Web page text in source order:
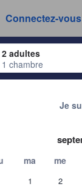
Connectez-vous
naviguer, appuyez
2 adultes
1 chambre
de dates.
Je
ma me
1 2
et tous les